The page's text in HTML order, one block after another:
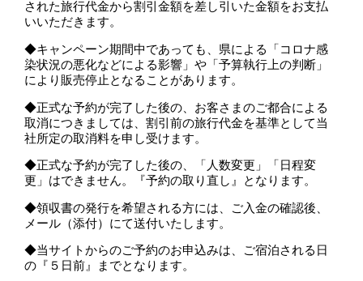
された旅行代金から割引金額を差し引いた金額をお支払
いいただきます。
◆キャンペーン期間中であっても、県による「コロナ感
染状況の悪化などによる影響」や「予算執行上の判断」
により販売停止となることがあります。
◆正式な予約が完了した後の、お客さまのご都合による
取消につきましては、割引前の旅行代金を基準として当
社所定の取消料を申し受けます。
◆正式な予約が完了した後の、「人数変更」「日程変
更」はできません。『予約の取り直し』となります。
◆領収書の発行を希望される方には、ご入金の確認後、
メール（添付）にて送付いたします。
◆当サイトからのご予約のお申込みは、ご宿泊される日
の『５日前』までとなります。